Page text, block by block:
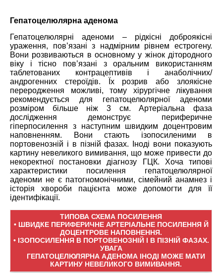
Гепатоцелюлярна аденома
Гепатоцелюлярні аденоми – рідкісні доброякісні
ураження, пов’язані з надмірним рівнем естрогену.
Вони розвиваються в основному у жінок дітородного
віку і тісно пов’язані з оральним використанням
таблетованих контрацептивів і анаболічних/
андрогенних стероїдів. Їх розрив або злоякісне
переродження можливі, тому хірургічне лікування
рекомендується для гепатоцелюлярної аденоми
розміром більше ніж 3 см. Артеріальна фаза
дослідження демонструє периферичне
гіперпосилення з наступним швидким доцентровим
наповненням. Вони стають ізопосиленими в
портовенозній і в пізній фазах. Іноді вони показують
картину невеликого вимивання, що може привести до
некоректної постановки діагнозу ГЦК. Хоча типові
характеристики посилення гепатоцелюлярної
аденоми не є патогномонічними, сімейний анамнез і
історія хвороби пацієнта може допомогти для її
ідентифікації.
ТИПОВА СХЕМА ПОСИЛЕННЯ
• ШВИДКЕ ПЕРИФЕРИЧНЕ АРТЕРІАЛЬНЕ ПОСИЛЕННЯ Й
ДОЦЕНТРОВЕ НАПОВНЕННЯ.
• ІЗОПОСИЛЕННЯ В ПОРТОВЕНОЗНІЙ І В ПІЗНІЙ ФАЗАХ.
УВАГА
ГЕПАТОЦЕЛЮЛЯРНА АДЕНОМА ІНОДІ МОЖЕ МАТИ
КАРТИНУ НЕВЕЛИКОГО ВИМИВАННЯ.